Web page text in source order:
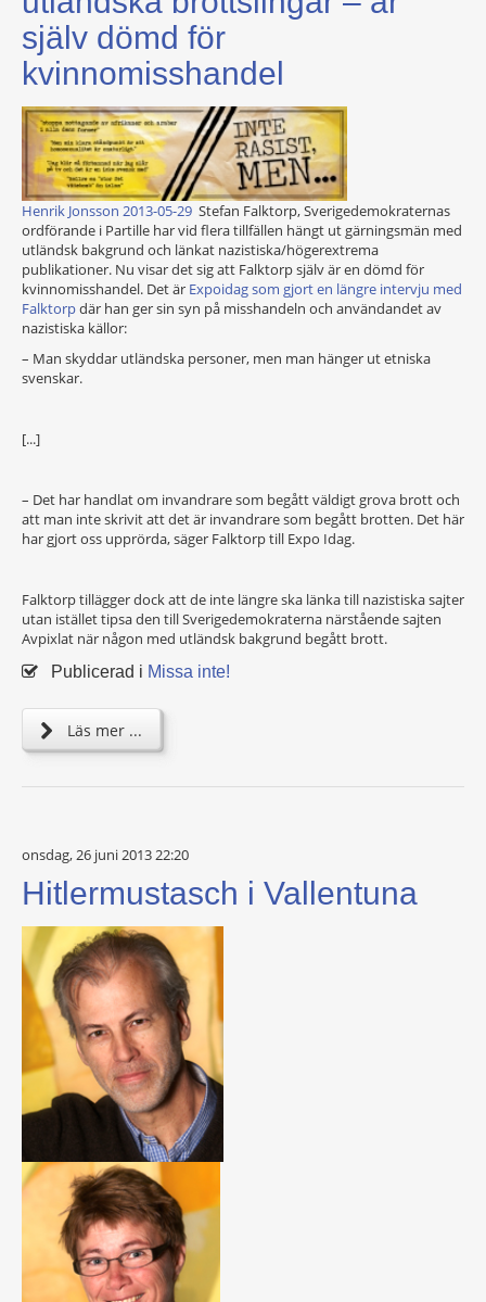
själv dömd för
kvinnomisshandel
Henrik Jonsson 2013-05-29 Stefan Falktorp, Sverigedemokraternas
ordförande i Partille har vid flera tillfällen hängt ut gärningsmän med
utländsk bakgrund och länkat nazistiska/högerextrema
publikationer. Nu visar det sig att Falktorp själv är en dömd för
kvinnomisshandel. Det är Expoidag som gjort en längre intervju med
Falktorpdär han ger sin syn på misshandeln och användandet av
nazistiska källor:
– Man skyddar utländska personer, men man hänger ut etniska
svenskar.
[...]
– Det har handlat om invandrare som begått väldigt grova brott och
att man inte skrivit att det är invandrare som begått brotten. Det här
har gjort oss upprörda, säger Falktorp till Expo Idag.
Falktorp tillägger dock att de inte längre ska länka till nazistiska sajter
utan istället tipsa den till Sverigedemokraterna närstående sajten
Avpixlat när någon med utländsk bakgrund begått brott.
Publicerad i Missa inte!
Läs mer ...
onsdag, 26 juni 2013 22:20
Hitlermustasch i Vallentuna